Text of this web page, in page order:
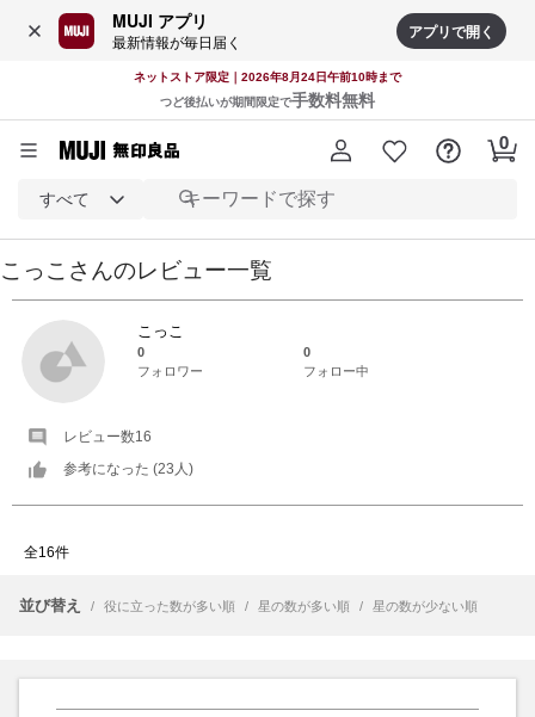
MUJI アプリ
最新情報が毎日届く アプリで開く
ネットストア限定｜2026年8月24日午前10時まで
つど後払いが期間限定で手数料無料
すべて
こっこ さんのレビュー一覧
こっこ
0
0
フォロワー
フォロー中
レビュー数16
参考になった (23 人)
全16件
並び替え / 役に立った数が多い順 / 星の数が多い順 / 星の数が少ない順